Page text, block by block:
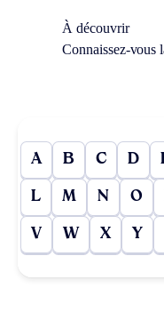
À découvrir
Connaissez-
A B C D
L M N O
V W X Y